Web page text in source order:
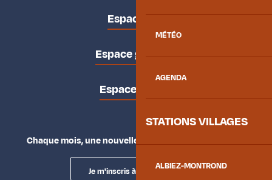
MÉTÉO
AGENDA
STATIONS VILLAGES
ALBIEZ-MONTROND
Espace pro
Espace groupes
Espace presse
Chaque mois, une nouvelle façon d'explorer la vallée.
Je m'inscris à la newsletter